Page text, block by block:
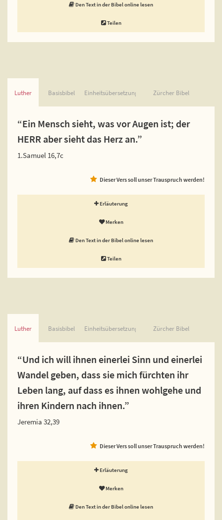
Den Text in der Bibel online lesen
Teilen
Luther Basisbibel Einheitsübersetzung Zürcher Bibel
“Ein Mensch sieht, was vor Augen ist; der
HERR aber sieht das Herz an.”
1.Samuel 16,7c
Dieser Vers soll unser Trauspruch werden!
Erläuterung
Merken
Den Text in der Bibel online lesen
Teilen
Luther Basisbibel Einheitsübersetzung Zürcher Bibel
“Und ich will ihnen einerlei Sinn und einerlei
Wandel geben, dass sie mich fürchten ihr
Leben lang, auf dass es ihnen wohlgehe und
ihren Kindern nach ihnen.”
Jeremia 32,39
Dieser Vers soll unser Trauspruch werden!
Erläuterung
Merken
Den Text in der Bibel online lesen